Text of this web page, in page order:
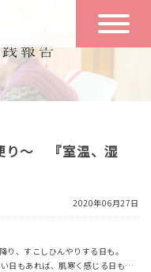
一日の流れ
空き状況
り～ 『室温、湿
2020年06月27日
、すこしひんやりする日も。
日もあれば、肌寒く感じる日も…